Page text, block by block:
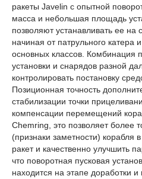
ракеты Javelin с опытной
масса и небольшая площадь
позволяют устанавливать ее
начиная от патрульного
основных классов. Комбинация
установки и снарядов разной
контролировать постановку
Позиционная точность
стабилизации точки
компенсации перемещений
Chemring, это позволяет более
(признаки заметности) корабля
ракет и качественно улучшить
что поворотная пусковая
находится на этапе доработки